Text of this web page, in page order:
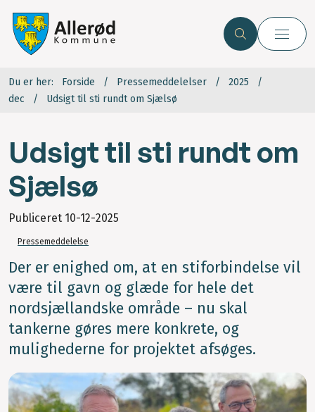
Du er her: Forside Pressemeddelelser
2025
dec
Udsigt til sti rundt om Sjælsø
Udsigt til sti rundt om
Sjælsø
Publiceret 10-12-2025
Pressemeddelelse
Der er enighed om, at en stiforbindelse vil
være til gavn og glæde for hele det
nordsjællandske område – nu skal
tankerne gøres mere konkrete, og
mulighederne for projektet afsøges.